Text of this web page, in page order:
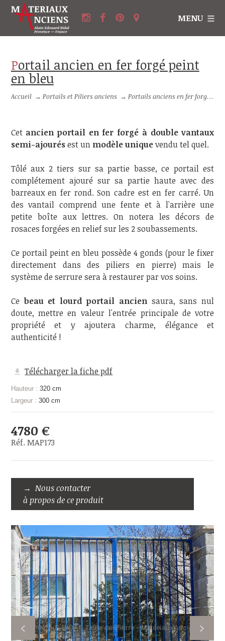
MENU
Portail ancien en fer forgé peint
en bleu
Accueil → Portails et Piliers anciens →Portails anciens en fer forgé →
Cet ancien portail en fer forgé à double vantaux
semi-ajourésest un modèle uniquevendu tel quel.
Tôlé aux 2 tiers sur sa partie basse, ce portail est
complétement ajouré sur sa partie haute avec des
barreaux en fer rond. Son cadre est en fer carré. Un
des vantail comprend une fente et à l'arrière une
petite boîte aux lettres. On notera les décors de
rosaces forgées en relief sur les 2 soubassements.
Ce portail peint en bleu possède 4 gonds (pour le fixer
directement dans des piliers en pierre) mais le
système de serrure sera à restaurer par vos soins.
Ce beau et lourd portail anciensaura, sans nul
doute, mettre en valeur l'entrée principale de votre
propriété et y ajoutera charme, élégance et
authenticité !
Télécharger la fiche pdf
Hauteur : 320 cm
Largeur : 300 cm
4780 €
Réf. MAP173
Nous contacter
à propos de ce produit